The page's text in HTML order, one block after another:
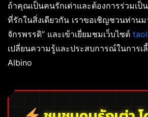
ถ้าคุณเป็นคนรักเต่าและต้องการร่วมเ
ที่รักในสิ่งเดียวกัน เราขอเชิญชวนท่านม
จักรพรรดิ” และเข้าเยี่ยมชมเว็บไซต์
เปลี่ยนความรู้และประสบการณ์ในการเลี้
Albino